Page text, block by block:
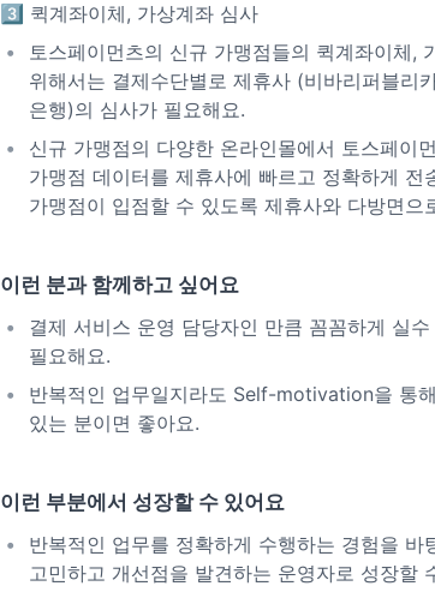
3️⃣ 퀵계좌이체, 가상계좌 심사
토스페이먼츠의 신규 가맹점들의 퀵계좌이체,
위해서는 결제수단별로 제휴사 (비바리퍼블리
은행)의 심사가 필요해요.
신규 가맹점의 다양한 온라인몰에서 토스페이
가맹점 데이터를 제휴사에 빠르고 정확하게 전
가맹점이 입점할 수 있도록 제휴사와 다방면으
이런 분과 함께하고 싶어요
결제 서비스 운영 담당자인 만큼 꼼꼼하게 실
필요해요.
반복적인 업무일지라도 Self-motivation을 통
있는 분이면 좋아요.
이런 부분에서 성장할 수 있어요
반복적인 업무를 정확하게 수행하는 경험을 바
고민하고 개선점을 발견하는 운영자로 성장할